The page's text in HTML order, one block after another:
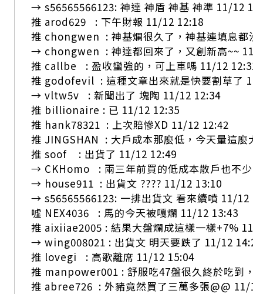
→ s56565566123: 神達 神盾 神基 神準 11/12
推 arod629 : 下午財報 11/12 12:18
推 chongwen : 神基爛很久了，神基連填息都
→ chongwen : 神達都回來了，又創新高~~
推 callbe : 盈收蠻強的，可上車嗎 11/12
推 godofevil : 這種文章出來就是快要割草了
→ vltw5v : 新聞出了 塊陶 11/12 12:34
推 billionaire : 已 11/12 12:35
推 hank78321 : 上次賠慘XD 11/12 12:42
推 JINGSHAN : 大戶成本那麼低，今天量這
推 soof : 出貨了 11/12 12:49
→ CKHomo : 兩三年前買的低成本散戶也不
→ house911 : 出貨文 ???? 11/12 13:10
→ s56565566123: 一排出貨文 看來續噴 11/12
噓 NEX4036 : 馬的今天被嘎爛 11/12 13:43
推 aixiiae2005 : 結果大盤爛成這樣一樣+7%
→ wing008021 : 出貨文 明天要跌了 11/12
推 lovegi : 高歌離席 11/12 15:04
推 manpower001 : 舒服吃47盤很久終於吃到
推 abree726 : 外豬竟然買了三萬多張@@ 11/